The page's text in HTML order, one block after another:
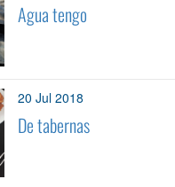
Agua tengo
20 Jul 2018
De tabernas